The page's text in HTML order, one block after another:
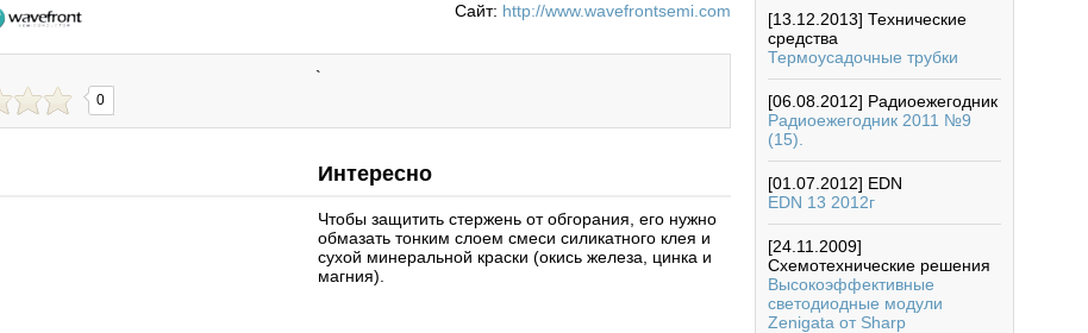
Сайт: http://www.wavefrontsemi.com
`
0
Интересно
Чтобы защитить стержень от обгорания, его нужно
обмазать тонким слоем смеси силикатного клея и
сухой минеральной краски (окись железа, цинка и
магния).
[13.12.2013] Технические
средства
Термоусадочные трубки
[06.08.2012] Радиоежегодник
Радиоежегодник 2011 №9
(15).
[01.07.2012] EDN
EDN 13 2012г
[24.11.2009]
Схемотехнические решения
Высокоэффективные
светодиодные модули
Zenigata от Sharp